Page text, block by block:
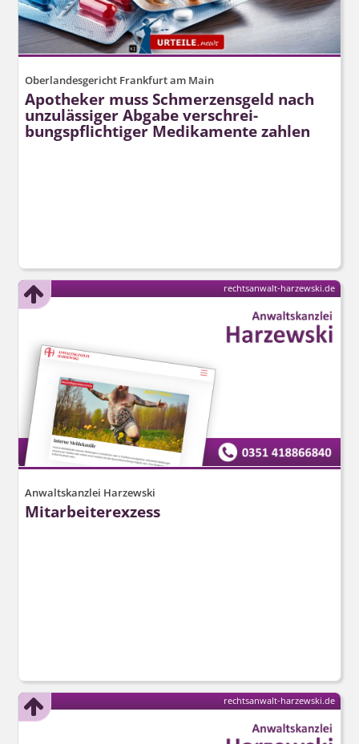
Oberlandesgericht Frankfurt am Main
Apotheker muss Schmerzensgeld nach
unzulässiger Abgabe verschrei­
bungspflichtiger Medikamente zahlen
Anwaltskanzlei Harzewski
Mitarbeiterexzess
rechtsanwalt-harzewski.de
rechtsanwalt-harzewski.de